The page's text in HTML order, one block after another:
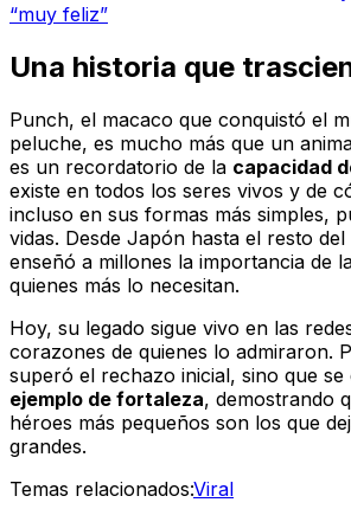
“muy feliz”
Una historia que
Punch, el macaco que conquistó el
peluche, es mucho más que un
es un recordatorio de la capacidad
existe en todos los seres vivos y de
incluso en sus formas más simples,
vidas. Desde Japón hasta el resto
enseñó a millones la importancia de
quienes más lo necesitan.
Hoy, su legado sigue vivo en las
corazones de quienes lo admiraron.
superó el rechazo inicial, sino que
ejemplo de fortaleza, demostrando
héroes más pequeños son los que
grandes.
Temas relacionados:Viral